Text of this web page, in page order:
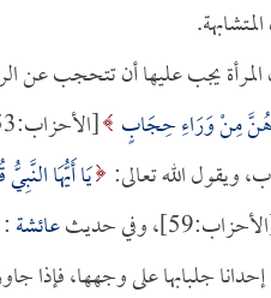
يجب عليها أن تتحجب عن
مِنْ وَرَاءِ حِجَابٍ
ويقول الله تعالى: يَا أَيُّهَا
وفي حديث عائشة:
جلبابها على وجهها، فإذا